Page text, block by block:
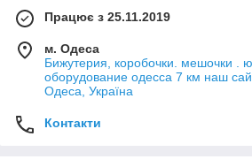
Працює з 25.11.2019
м. Одеса
Бижутерия, коробочки. мешочки .
оборудование одесса 7 км наш
Одеса, Україна
Контакти